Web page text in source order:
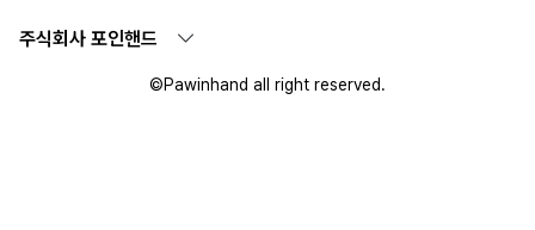
주식회사 포인핸드
©Pawinhand all right reserved.